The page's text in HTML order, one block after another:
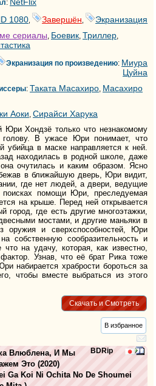
: NetFlix
1080, Завершён,
Экранизация
сериалы, Боевик, Триллер,
Экранизация по произведению: Миура
Цуйна
: Таката Масахиро, Масахиро
Аоки, Сирайси Харука
Юри Хондзё только что незнакомому
голову. В ужасе Юри понимает, что
убийца в маске направляется к ней.
находилась в родной школе, даже
очутилась и каким образом. Ясно
в ближайшую дверь, Юри видит,
где нет людей, а двери, ведущие
помощи Юри, преследуемая
на крыше. Перед ней открывается
город, где есть другие многоэтажки,
мостами, и другие маньяки в
оружия и сверхспособностей, Юри
собственную сообразительность и
на удачу, которая, как известно,
Узнав, что её брат Рика тоже
набирается храбрости бороться за
чтобы вместе выбраться из этого
Скачать и Смотреть
В избранное
BDRip
Влюблена, И Мы
Это (2020)
Ga Koi Ni Ochita No De Shoumei